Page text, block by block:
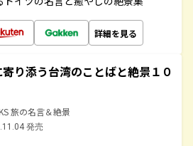
詳細を見る
り添う台湾のことばと絶景１０
旅の名言＆絶景
発売